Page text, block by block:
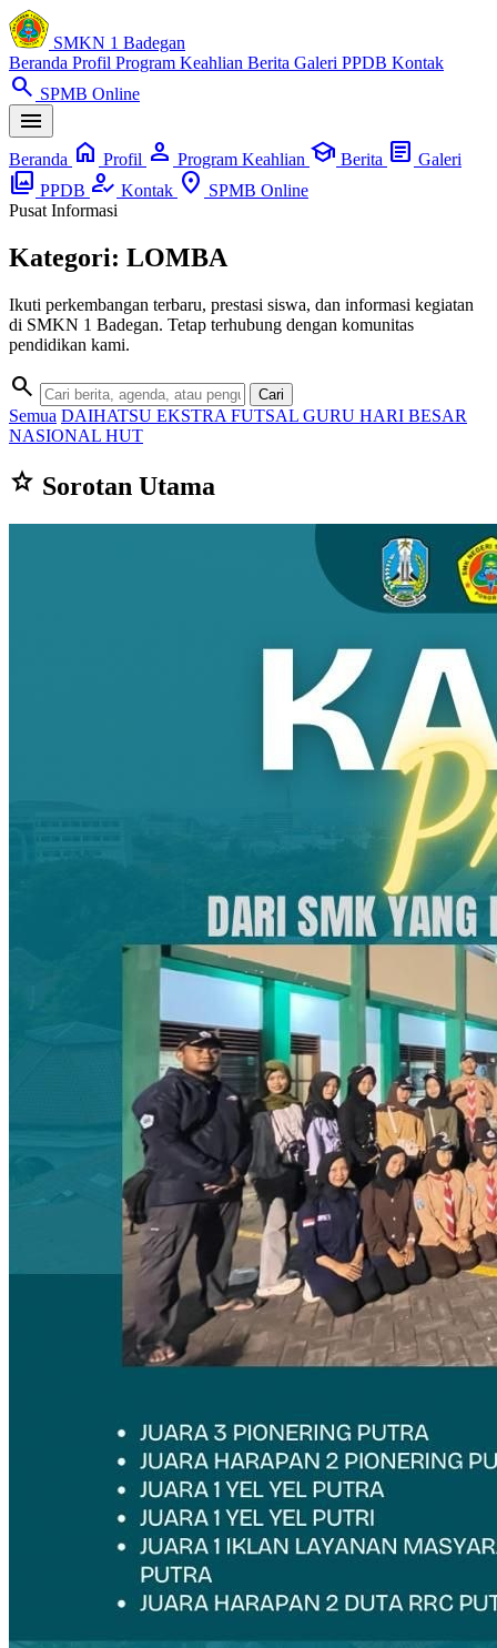
SMKN 1 Badegan
Beranda Profil Program Keahlian Berita Galeri PPDB Kontak
search SPMB Online
menu
Beranda home Profil person Program Keahlian school Berita article Galeri
photo_library PPDB how_to_reg Kontak location_on SPMB Online
Pusat Informasi
Kategori: LOMBA
Ikuti perkembangan terbaru, prestasi siswa, dan informasi kegiatan
di SMKN 1 Badegan. Tetap terhubung dengan komunitas
pendidikan kami.
search Cari
Semua DAIHATSU EKSTRA FUTSAL GURU HARI BESAR
NASIONAL HUT
star Sorotan Utama